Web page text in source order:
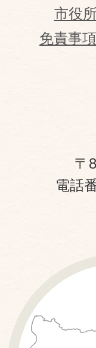
市役
免責事項
〒
電話